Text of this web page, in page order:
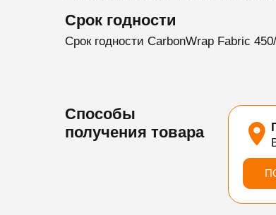
Срок годности
Срок годности CarbonWrap Fabric
Способы
получения товара